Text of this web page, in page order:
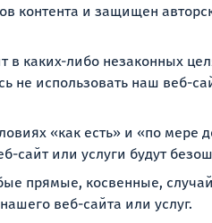
контента и защищен
каких-либо незаконных
не использовать наш веб-
«как есть» и «по мере
сайт или услуги будут
прямые, косвенные,
веб-сайта или услуг.